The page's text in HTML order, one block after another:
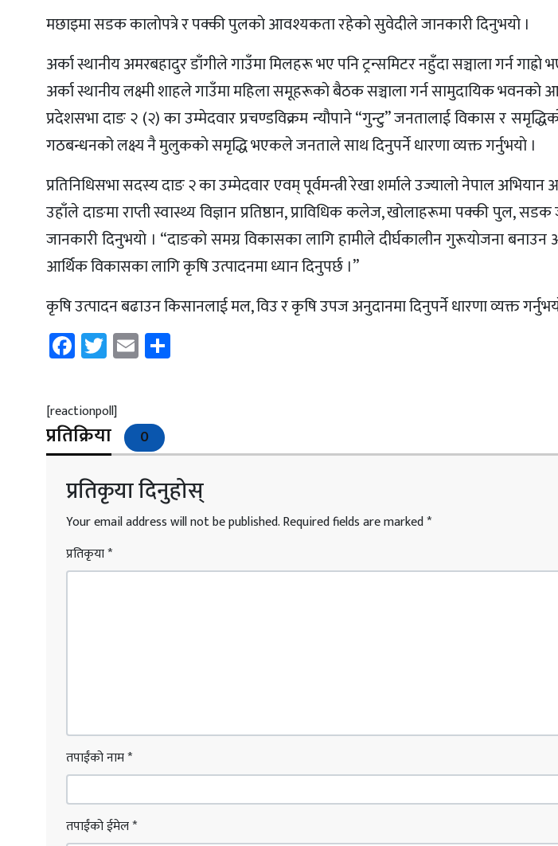
मछाइमा सडक कालाेपत्रे र पक्की पुलकाे आवश्यकता रहेकाे सुवेदीले जानकारी दिनुभयाे ।
अर्का स्थानीय अमरबहादुर डाँगीले गाउँमा मिलहरू भए पनि ट्रन्समिटर नहुँदा सञ्चाला गर्न गाह्राे
अर्का स्थानीय लक्ष्मी शाहले गाउँमा महिला समूहरूकाे बैठक सञ्चाला गर्न सामुदायिक
प्रदेशसभा दाङ २ (२) का उम्मेदवार प्रचण्डविक्रम न्याैपाने “गुन्टु” जनतालाई विकास र
गठबन्धनको लक्ष्य नै मुलुककाे समृद्धि भएकले जनताले साथ दिनुपर्ने धारणा व्यक्त गर्नुभयाे ।
प्रतिनिधिसभा सदस्य दाङ २ का उम्मेदवार एवम् पूर्वमन्त्री रेखा शर्माले उज्यालो नेपाल
उहाँले दाङमा राप्ती स्वास्थ्य विज्ञान प्रतिष्ठान, प्राविधिक कलेज, खाेलाहरूमा पक्की पुल,
जानकारी दिनुभयाे । “दाङकाे समग्र विकासका लागि हामीले दीर्घकालीन गुरूयाेजना
आर्थिक विकासका लागि कृषि उत्पादनमा ध्यान दिनुपर्छ ।”
कृषि उत्पादन बढाउन किसानलाई मल, विउ र कृषि उपज अनुदानमा दिनुपर्ने धारणा व्यक्त
Facebook
Twitter
Email
[reactionpoll]
प्रतिक्रिया 0
प्रतिकृया दिनुहोस्
Your email address will not be published.Required fields are marked*
प्रतिकृया*
तपाईंको नाम*
तपाईंको ईमेल*